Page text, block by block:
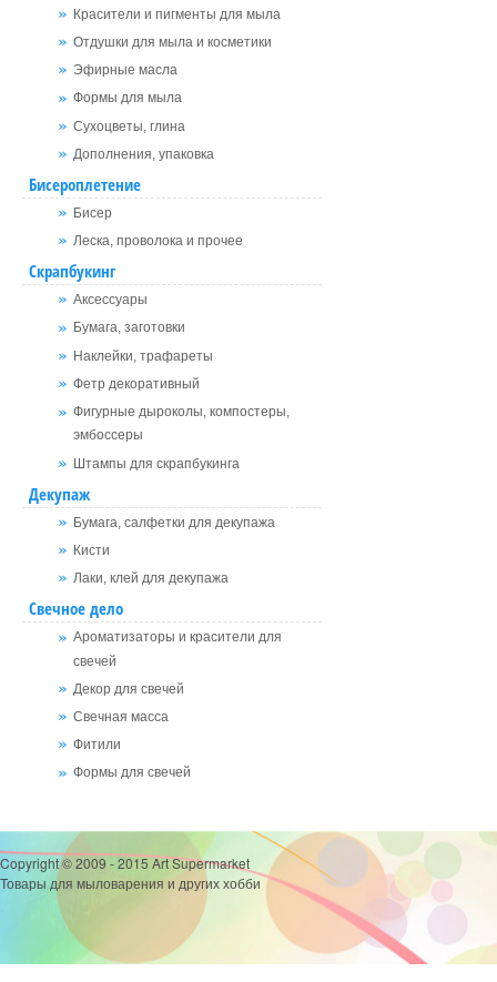
Красители и пигменты для мыла
Отдушки для мыла и косметики
Эфирные масла
Формы для мыла
Сухоцветы, глина
Дополнения, упаковка
Бисероплетение
Бисер
Леска, проволока и прочее
Скрапбукинг
Аксессуары
Бумага, заготовки
Наклейки, трафареты
Фетр декоративный
Фигурные дыроколы, компостеры,
эмбоссеры
Штампы для скрапбукинга
Декупаж
Бумага, салфетки для декупажа
Кисти
Лаки, клей для декупажа
Свечное дело
Ароматизаторы и красители для
свечей
Декор для свечей
Свечная масса
Фитили
Формы для свечей
Copyright © 2009 - 2015 Art Supermarket
Товары для мыловарения и других хобби